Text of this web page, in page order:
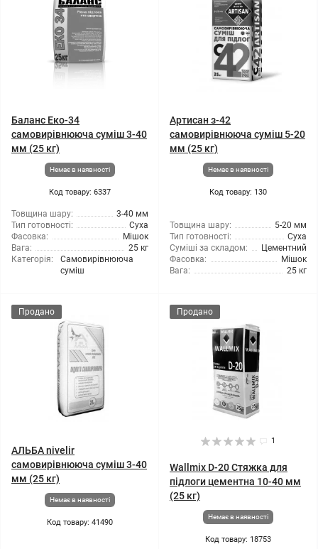
Баланс Еко-34
самовирівнююча суміш 3-40
мм (25 кг)
Немає в наявності
Код товару: 6337
Товщина шару:
3-40 мм
Тип готовності:
Суха
Фасовка:
Мішок
Вага:
25 кг
Категорія:
Самовирівнююча
суміш
Артисан з-42
самовирівнююча суміш 5-20
мм (25 кг)
Немає в наявності
Код товару: 130
Товщина шару:
5-20 мм
Тип готовності:
Суха
Суміші за складом:
Цементний
Фасовка:
Мішок
Вага:
25 кг
Продано
АЛЬБА nivelir
самовирівнююча суміш 3-40
мм (25 кг)
Немає в наявності
Код товару: 41490
Продано
1
Wallmix D-20 Стяжка для
підлоги цементна 10-40 мм
(25 кг)
Немає в наявності
Код товару: 18753